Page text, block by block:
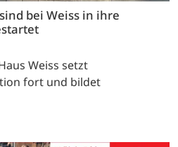
bei Weiss in ihre
Weiss setzt
fort und bildet